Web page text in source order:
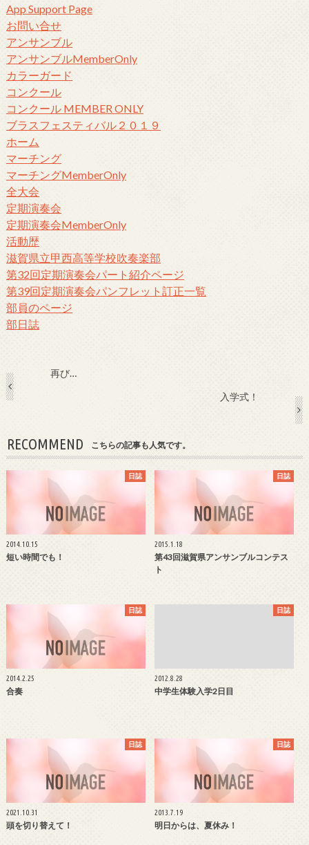
App Support Page
お問い合せ
アンサンブル
アンサンブルMemberOnly
カラーガード
コンクール
コンクール MEMBER ONLY
ブラスフェスティバル２０１９
ホーム
マーチング
マーチングMemberOnly
全大会
定期演奏会
定期演奏会MemberOnly
活動歴
滋賀県立甲西高等学校吹奏楽部
第32回定期演奏会パート紹介ページ
第39回定期演奏会パンフレット訂正一覧
部員のページ
部日誌
再び…
入学式！
RECOMMEND こちらの記事も人気です。
日誌
2014.10.15
短い時間でも！
日誌
2015.1.18
第43回滋賀県アンサンブルコンテス
ト
日誌
2014.2.25
合奏
日誌
2012.8.28
中学生体験入学2日目
日誌
2021.10.31
頭を切り替えて！
日誌
2013.7.19
明日からは、夏休み！